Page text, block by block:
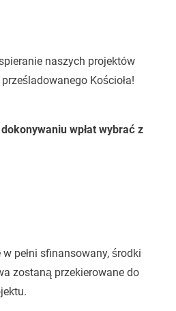
naszych projektów
Kościoła!
wpłat wybrać z
pełni sfinansowany, środki
zostaną przekierowane do